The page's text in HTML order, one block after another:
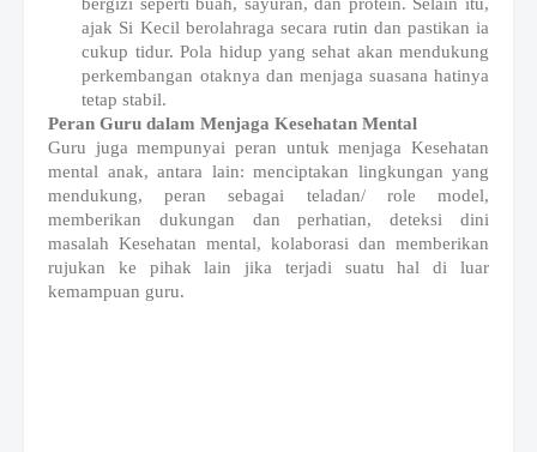
ajak Si Kecil berolahraga secara rutin dan pastikan ia
cukup tidur. Pola hidup yang sehat akan mendukung
perkembangan otaknya dan menjaga suasana hatinya
tetap stabil.
Peran Guru dalam Menjaga Kesehatan Mental
Guru juga mempunyai peran untuk menjaga Kesehatan
mental anak, antara lain: menciptakan lingkungan yang
mendukung, peran sebagai teladan/ role model,
memberikan dukungan dan perhatian, deteksi dini
masalah Kesehatan mental, kolaborasi dan memberikan
rujukan ke pihak lain jika terjadi suatu hal di luar
kemampuan guru.